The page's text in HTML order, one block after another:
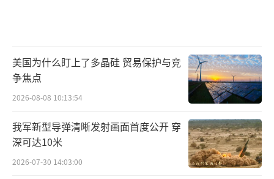
美国为什么盯上了多晶硅 贸易保护与竞
争焦点
2026-08-08 10:13:54
我军新型导弹清晰发射画面首度公开 穿
深可达10米
2026-07-30 14:03:00